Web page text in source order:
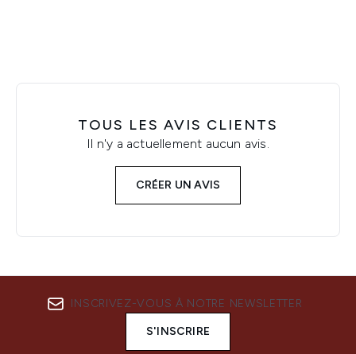
TOUS LES AVIS CLIENTS
Il n'y a actuellement aucun avis.
CRÉER UN AVIS
INSCRIVEZ-VOUS À NOTRE NEWSLETTER
S'INSCRIRE